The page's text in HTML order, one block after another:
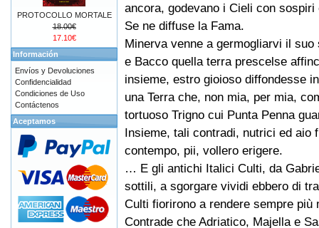
ancora, godevano i Cieli con sospiri
Se ne diffuse la Fama.
Minerva venne a germogliarvi il
e Bacco quella terra prescelse
insieme, estro gioioso diffondesse
una Terra che, non mia, per mia,
tortuoso Trigno cui Punta Penna
Insieme, tali contradi, nutrici ed aio
contempo, pii, vollero erigere.
… E gli antichi Italici Culti, da
sottili, a sgorgare vividi ebbero di
Culti fiorirono a rendere sempre
Contrade che Adriatico, Majella e
PROTOCOLLO MORTALE
18.00€
17.10€
Información
Envíos y Devoluciones
Confidencialidad
Condiciones de Uso
Contáctenos
Aceptamos